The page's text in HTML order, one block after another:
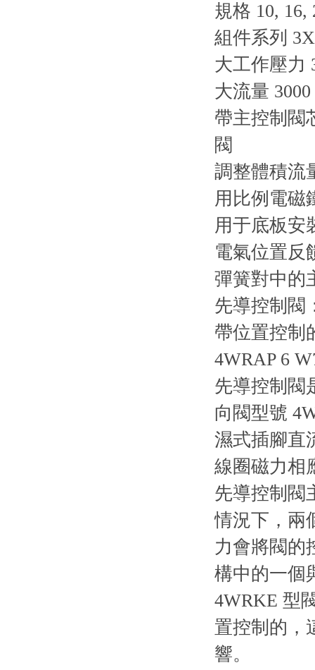
規格 10, 16,
組件系列 3X
大工作壓力
大流量
帶主控制閥
閥
調整體積流
用比例電磁
用于底板安
電氣位置反
彈簧對中的
先導控制閥
帶位置控制
4WRAP 6
先導控制閥
向閥型號
濕式插腳直
線圈磁力相應
先導控制閥
情況下，
力會將閥的
構中的一個與
4WRKE 型
置控制的，
響。